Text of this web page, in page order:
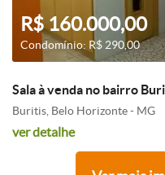
R$ 160.000,00
Condomínio: R$ 290,00
Sala à venda no bairro
Buritis, Belo Horizonte - MG
ver detalhe